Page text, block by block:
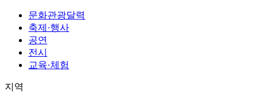
문화관광달력
축제·행사
공연
전시
교육·체험
지역